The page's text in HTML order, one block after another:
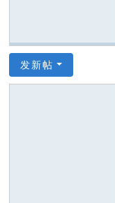
发新帖